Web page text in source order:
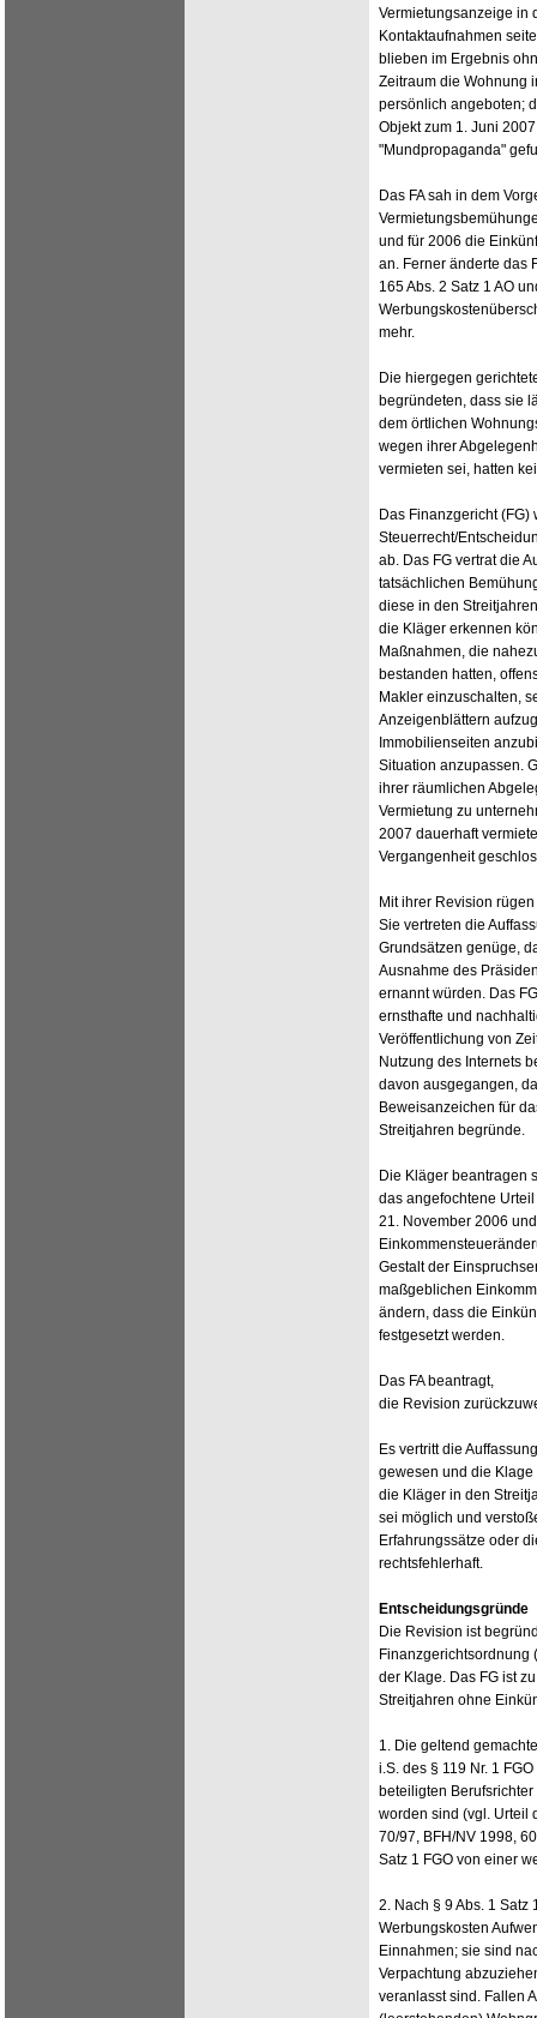
Vermietungsanzeige in
Kontaktaufnahmen
blieben im Ergebnis
Zeitraum die Wohnung
persönlich angeboten;
Objekt zum 1. Juni
"Mundpropaganda"
Das FA sah in dem
und für 2006 die
an. Ferner änderte das
165 Abs. 2 Satz 1 AO
mehr.
Die hiergegen
begründeten, dass sie
dem örtlichen
wegen ihrer
vermieten sei, hatten
Das Finanzgericht
Steuerrecht/
ab. Das FG vertrat die
tatsächlichen
diese in den
die Kläger erkennen
Maßnahmen, die
bestanden hatten,
Makler einzuschalten,
Anzeigenblättern
Immobilienseiten
Situation anzupassen.
ihrer räumlichen
Vermietung zu
2007 dauerhaft
Vergangenheit
Mit ihrer Revision
Sie vertreten die
Grundsätzen genüge,
Ausnahme des
ernannt würden. Das
ernsthafte und
Veröffentlichung von
Nutzung des Internets
davon ausgegangen,
Beweisanzeichen für
Streitjahren begründe.
Die Kläger beantragen
das angefochtene
21. November 2006
Gestalt der
maßgeblichen
ändern, dass die
festgesetzt werden.
Das FA beantragt,
die Revision
Es vertritt die
gewesen und die
die Kläger in den
sei möglich und
Erfahrungssätze oder
rechtsfehlerhaft.
Entscheidungsgründe
Die Revision ist
Finanzgerichtsordnung
der Klage. Das FG ist
Streitjahren ohne
1. Die geltend
i.S. des § 119 Nr. 1
beteiligten
worden sind (vgl. Urteil
70/97, BFH/NV 1998,
Satz 1 FGO von einer
2. Nach § 9 Abs. 1
Werbungskosten
Einnahmen; sie sind
Verpachtung
veranlasst sind. Fallen